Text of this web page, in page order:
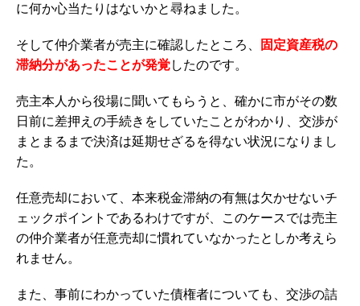
に何か心当たりはないかと尋ねました。
そして仲介業者が売主に確認したところ、
固定資産税の
滞納分があったことが発覚したのです。
売主本人から役場に聞いてもらうと、確かに市がその数
日前に差押えの手続きをしていたことがわかり、交渉が
まとまるまで決済は延期せざるを得ない状況になりまし
た。
任意売却において、本来税金滞納の有無は欠かせないチ
ェックポイントであるわけですが、このケースでは売主
の仲介業者が任意売却に慣れていなかったとしか考えら
れません。
また、事前にわかっていた債権者についても、交渉の詰